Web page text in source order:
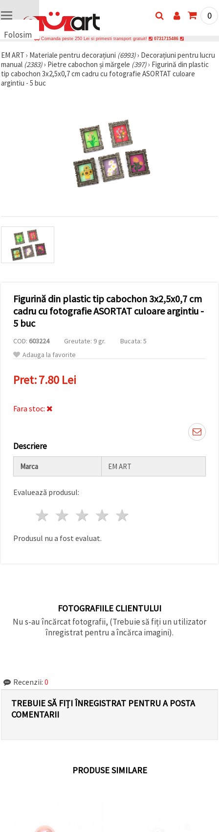
Folosim
uri
🍪 Folosim
cookie-uri
și
afișa
conținut și
reclame
relevante,
inclusiv cu
ajutorul
marketing.
Puteți fi de
acord să
utilizați
cookie -
clic pe
să vă
indicați
selectând
făcând clic
pe butonul
"Salvați"
toate!
0
Comanda peste 250 Lei si primesti transport gratuit! 0731715486
EM ART › Materiale pentru decorațiuni (6993)› Decorațiuni pentru lucru
manual (2383)› Pietre cabochon și mărgele (397)› Figurină din plastic
tip cabochon 3x2,5x0,7 cm cadru cu fotografie ASORTAT culoare
argintiu - 5 buc
Figurină din plastic tip cabochon 3x2,5x0,7 cm
cadru cu fotografie ASORTAT culoare argintiu -
5 buc
COD: 603224 Greutate: 9 gr.
Bucata: 5
Adauga la favorite
Pret:7.80 Lei
Fara stoc:
Descriere
Marca EM ART
Evaluează produsul:
4 stele
3 stele
2 stele
1 stea
Produsul nu a fost evaluat.
FOTOGRAFIILE CLIENTULUI
Nu s-au încărcat fotografii, (Trebuie să fiți un utilizator
înregistrat pentru a încărca imagini).
Recenzii: 0
TREBUIE SĂ FIȚI ÎNREGISTRAT PENTRU A POSTA
COMENTARII
PRODUSE SIMILARE